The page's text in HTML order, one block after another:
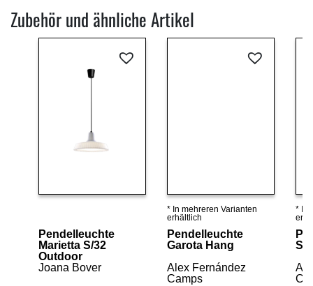
Zubehör und ähnliche Artikel
Pendelleuchte
Marietta S/32
Outdoor
Joana Bover
Details ansehen
* In mehreren Varianten
erhältlich
Pendelleuchte
Garota Hang
Alex Fernández
Camps
* In
S